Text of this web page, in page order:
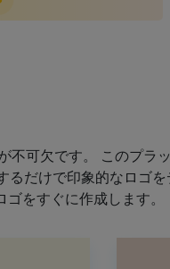
不可欠です。 このプラ
だけで印象的なロゴ
をすぐに作成します。